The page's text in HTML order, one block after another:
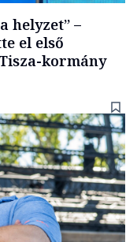
helyzet” –
el első
kormány